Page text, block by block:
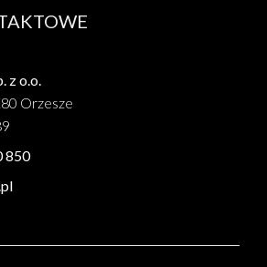
z o.o.
Orzesze
850